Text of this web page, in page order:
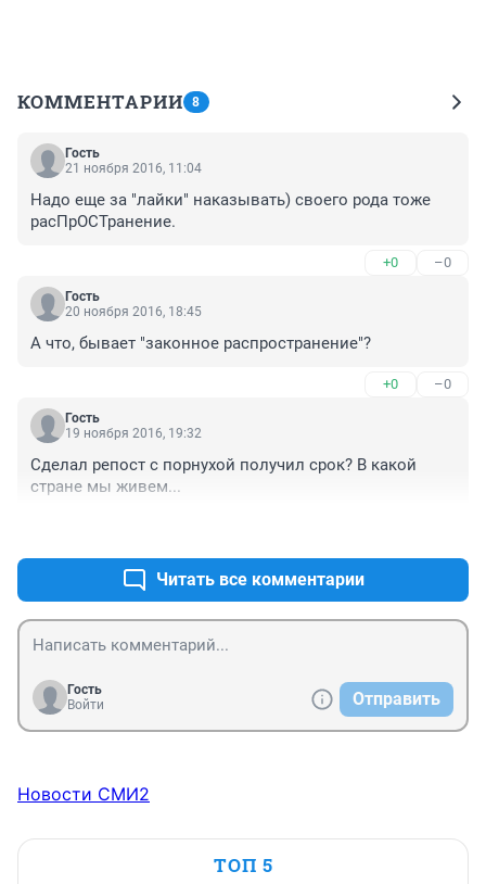
КОММЕНТАРИИ 8
Гость
21 ноября 2016, 11:04
Надо еще за "лайки" наказывать) своего рода тоже
расПрОСТранение.
+0 –0
Гость
20 ноября 2016, 18:45
А что, бывает "законное распространение"?
+0 –0
Гость
19 ноября 2016, 19:32
Сделал репост с порнухой получил срок? В какой
стране мы живем...
Читать все комментарии
Гость
Войти
Отправить
Новости СМИ2
ТОП 5